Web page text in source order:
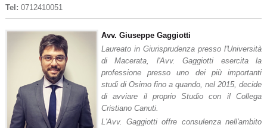
Tel: 0712410051
Avv. Giuseppe Gaggiotti
Laureato in Giurisprudenza presso l'Università
di Macerata, l'Avv. Gaggiotti esercita la
professione presso uno dei più importanti
studi di Osimo fino a quando, nel 2015, decide
di avviare il proprio Studio con il Collega
Cristiano Canuti.
L'Avv. Gaggiotti offre consulenza nell'ambito